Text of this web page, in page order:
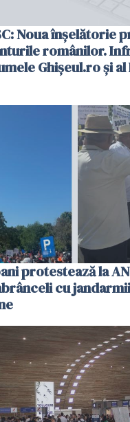
Noua înșelătorie
românilor.
Ghișeul.ro și
protestează la
cu